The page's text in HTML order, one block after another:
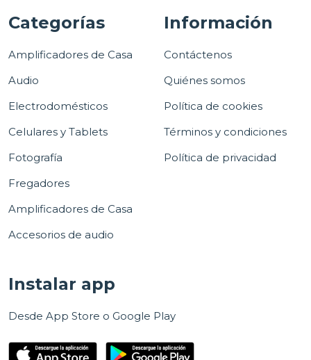
Categorías
Amplificadores de Casa
Audio
Electrodomésticos
Celulares y Tablets
Fotografía
Fregadores
Amplificadores de Casa
Accesorios de audio
Información
Contáctenos
Quiénes somos
Política de cookies
Términos y condiciones
Política de privacidad
Instalar app
Desde App Store o Google Play